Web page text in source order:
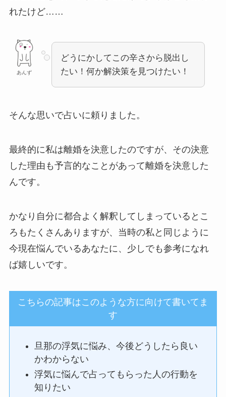
れたけど……
あんず
どうにかしてこの辛さから脱出し
たい！何か解決策を見つけたい！
そんな思いで占いに頼りました。
最終的に私は離婚を決意したのですが、その決意
した理由も予言的なことがあって離婚を決意した
んです。
かなり自分に都合よく解釈してしまっているとこ
ろもたくさんありますが、当時の私と同じように
今現在悩んでいるあなたに、少しでも参考になれ
ば嬉しいです。
こちらの記事はこのような方に向けて書いてま
す
旦那の浮気に悩み、今後どうしたら良い
かわからない
浮気に悩んで占ってもらった人の行動を
知りたい